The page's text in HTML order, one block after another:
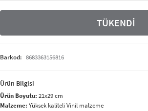
TÜKENDİ
Barkod: 8683363156816
Ürün Bilgisi
Ürün Boyutu: 21x29 cm
Malzeme: Yüksek kaliteli Vinil malzeme